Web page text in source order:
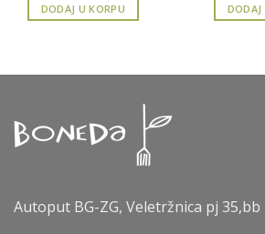
DODAJ U KORPU DODAJ
Autoput BG-ZG, Veletržnica pj 35,bb